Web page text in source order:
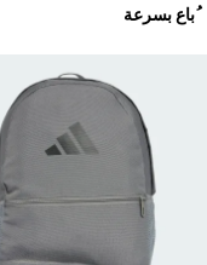
ُباع بسرعة